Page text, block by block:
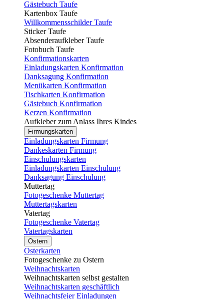
Gästebuch Taufe
Kartenbox Taufe
Willkommensschilder Taufe
Sticker Taufe
Absenderaufkleber Taufe
Fotobuch Taufe
Konfirmationskarten
Einladungskarten Konfirmation
Danksagung Konfirmation
Menükarten Konfirmation
Tischkarten Konfirmation
Gästebuch Konfirmation
Kerzen Konfirmation
Aufkleber zum Anlass Ihres Kindes
Firmungskarten
Einladungskarten Firmung
Dankeskarten Firmung
Einschulungskarten
Einladungskarten Einschulung
Danksagung Einschulung
Muttertag
Fotogeschenke Muttertag
Muttertagskarten
Vatertag
Fotogeschenke Vatertag
Vatertagskarten
Ostern
Osterkarten
Fotogeschenke zu Ostern
Weihnachtskarten
Weihnachtskarten selbst gestalten
Weihnachtskarten geschäftlich
Weihnachtsfeier Einladungen